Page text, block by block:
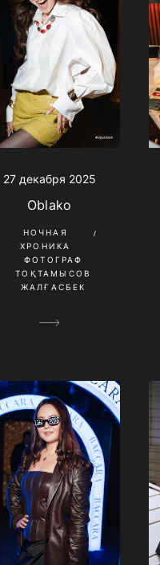
27 декабря 2025
Oblako
НОЧНАЯ
ХРОНИКА
ФОТОГРАФ
ТОҚТАМЫСОВ
ЖАЛҒАСБЕК